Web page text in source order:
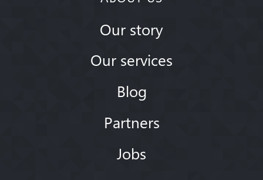
Our story
Our services
Blog
Partners
Jobs